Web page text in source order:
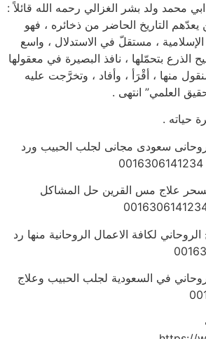
محمد ولد بشر الغزالي رحمه الله قائلاً :
يعدّهم التاريخ الحاضر من ذخائره ، فهو
، مستقلّ في الاستدلال ، واسع
الذرع بتحمّلها ، نافذ البصيرة في معقولها
منها ، أقْرَأ ، وأفاد ، وتخرَّجت عليه
العلمي” انتهى .
حياته .
روحانى سعودى مجانى لجلب الحبيب ورد
علاج مس القرين حل المشاكل
لكافة الاعمال الروحانية منها رد
في السعودية لجلب الحبيب وعلاج